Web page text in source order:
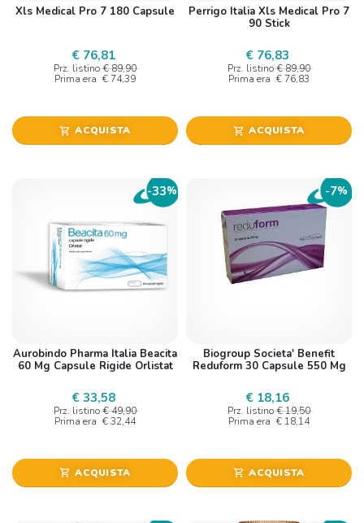
Xls Medical Pro 7 180 Capsule
€ 76,81
Prz. listino € 89,90
Prima era € 74,39
shopping_cart ACQUISTA
Perrigo Italia Xls Medical Pro 7
90 Stick
€ 76,83
Prz. listino € 89,90
Prima era € 76,83
shopping_cart ACQUISTA
-33%
Aurobindo Pharma Italia Beacita
60 Mg Capsule Rigide Orlistat
€ 33,58
Prz. listino € 49,90
Prima era € 32,44
shopping_cart ACQUISTA
-7%
Biogroup Societa' Benefit
Reduform 30 Capsule 550 Mg
€ 18,16
Prz. listino € 19,50
Prima era € 18,14
shopping_cart ACQUISTA